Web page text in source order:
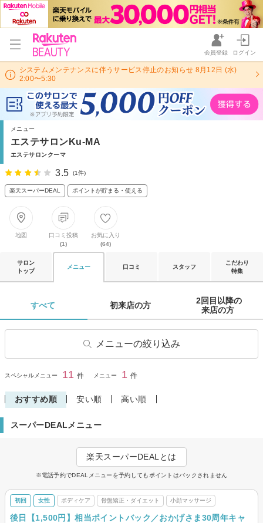
会員登録 ログイン
システムメンテナンスに伴うサービス停止のお知らせ 8月12日 (水)
2:00〜5:30
メニュー
エステサロンKu-MA
エステサロンクーマ
3.5 (1件)
楽天スーパーDEAL ポイントが貯まる・使える
地図
口コミ投稿
(1)
お気に入り
(64)
サロン
トップ
メニュー 口コミ スタッフ
こだわり
特集
すべて 初来店の方
2回目以降の
来店の方
メニューの絞り込み
骨盤矯正・ダイエット
レナージュ
閉じる
スペシャルメニュー 11 件 メニュー 1 件
おすすめ順 安い順 高い順
スーパーDEALメニュー
楽天スーパーDEALとは
※電話予約でDEALメニューを予約してもポイントはバックされません
初回 女性 ボディケア 骨盤矯正・ダイエット 小顔マッサージ
後日【1,500円】相当ポイントバック／おかげさま30周年キャ